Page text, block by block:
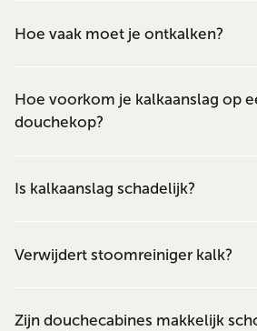
Hoe vaak moet je ontkalken?
Hoe voorkom je kalkaanslag op
douchekop?
Is kalkaanslag schadelijk?
Verwijdert stoomreiniger kalk?
Zijn douchecabines makkelijk